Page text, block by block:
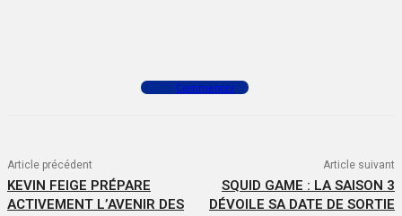
Commenter
Article précédent
KEVIN FEIGE PRÉPARE
ACTIVEMENT L’AVENIR DES
Article suivant
SQUID GAME : LA SAISON 3
DÉVOILE SA DATE DE SORTIE